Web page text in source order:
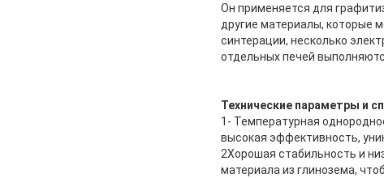
Он применяется для
другие материалы, которые
синтерации, несколько
отдельных печей
Технические параметры и
1- Температурная
высокая эффективность,
2Хорошая стабильность и
материала из глинозема,